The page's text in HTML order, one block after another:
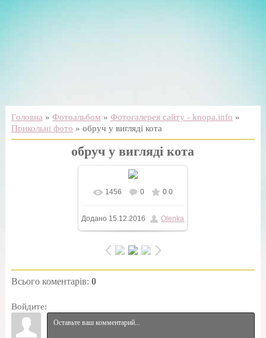
Головна » Фотоальбом » Фотогалерея сайту - knopa.info »
Прикольні фото » обруч у вигляді кота
обруч у вигляді кота
У реальному розмірі
600x500/ 17.6Kb
1456 0 0.0
Додано 15.12.2016 Olenka
Всього коментарів: 0
Войдите: